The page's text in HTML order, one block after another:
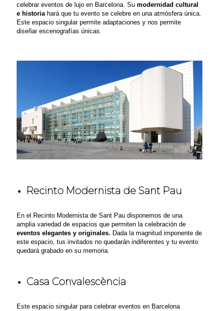
celebrar eventos de lujo en Barcelona. Su modernidad cultural
e historiahará que tu evento se celebre en una atmósfera única.
Este espacio singular permite adaptaciones y nos permite
diseñar escenografías únicas.
Recinto Modernista de Sant Pau
En el Recinto Modernista de Sant Pau disponemos de una
amplia variedad de espacios que permiten la celebración de
eventos elegantes y originales. Dada la magnitud imponente de
este espacio, tus invitados no quedarán indiferentes y tu evento
quedará grabado en su memoria.
Casa Convalescència
Este espacio singular para celebrar eventos en Barcelona